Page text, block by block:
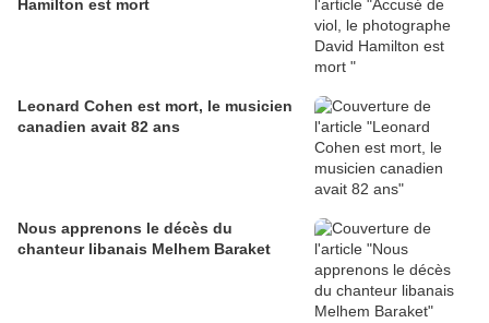
Hamilton est mort
Leonard Cohen est mort, le musicien
canadien avait 82 ans
Nous apprenons le décès du
chanteur libanais Melhem Baraket